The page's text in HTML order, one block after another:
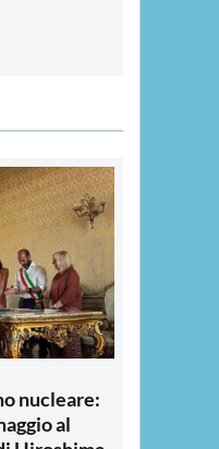
nucleare:
al